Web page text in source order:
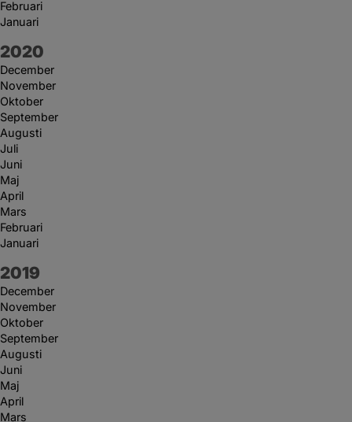
Februari
Januari
År:
2020
December
November
Oktober
September
Augusti
Juli
Juni
Maj
April
Mars
Februari
Januari
År:
2019
December
November
Oktober
September
Augusti
Juni
Maj
April
Mars